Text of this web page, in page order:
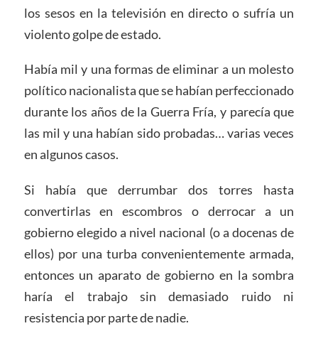
los sesos en la televisión en directo o sufría un
violento golpe de estado.
Había mil y una formas de eliminar a un molesto
político nacionalista que se habían perfeccionado
durante los años de la Guerra Fría, y parecía que
las mil y una habían sido probadas… varias veces
en algunos casos.
Si había que derrumbar dos torres hasta
convertirlas en escombros o derrocar a un
gobierno elegido a nivel nacional (o a docenas de
ellos) por una turba convenientemente armada,
entonces un aparato de gobierno en la sombra
haría el trabajo sin demasiado ruido ni
resistencia por parte de nadie.